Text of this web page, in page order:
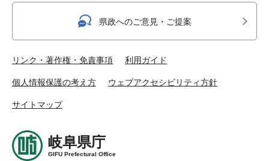
県政へのご意見・ご提案
リンク・著作権・免責事項 利用ガイド
個人情報保護の考え方 ウェブアクセシビリティ方針
サイトマップ
岐阜県庁
GIFU Prefectural Office